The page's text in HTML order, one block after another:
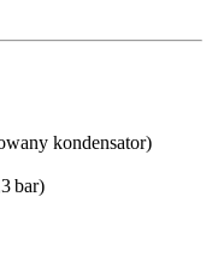
kondensator)
bar)